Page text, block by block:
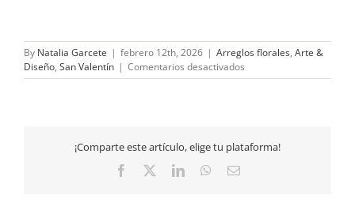
By Natalia Garcete | febrero 12th, 2026 | Arreglos florales, Arte &
Diseño, San Valentín | Comentarios desactivados
San
¡Comparte este artículo, elige tu plataforma!
Facebook LinkedInWhatsApp
Email